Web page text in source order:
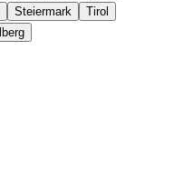
Steiermark
Tirol